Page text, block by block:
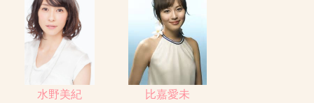
水野美紀 比嘉愛未